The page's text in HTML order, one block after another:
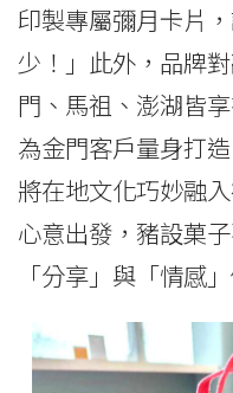
印製專屬彌月卡片
少！」此外，品牌
門、馬祖、澎湖皆
為金門客戶量身打
將在地文化巧妙融
心意出發，豬設菓
「分享」與「情感